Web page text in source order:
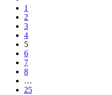
1
2
3
4
5
6
7
8
…
25